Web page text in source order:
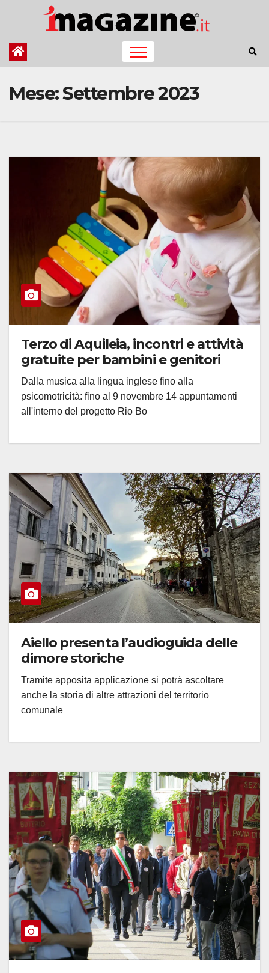
Mese:Settembre 2023
Terzo di Aquileia, incontri e attività
gratuite per bambini e genitori
Dalla musica alla lingua inglese fino alla
psicomotricità: fino al 9 novembre 14 appuntamenti
all'interno del progetto Rio Bo
Aiello presenta l’audioguida delle
dimore storiche
Tramite apposita applicazione si potrà ascoltare
anche la storia di altre attrazioni del territorio
comunale